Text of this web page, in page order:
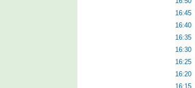
16:45
16:40
16:35
16:30
16:25
16:20
16:15